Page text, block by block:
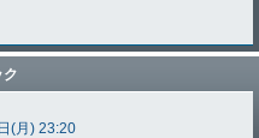
ク
(月) 23:20